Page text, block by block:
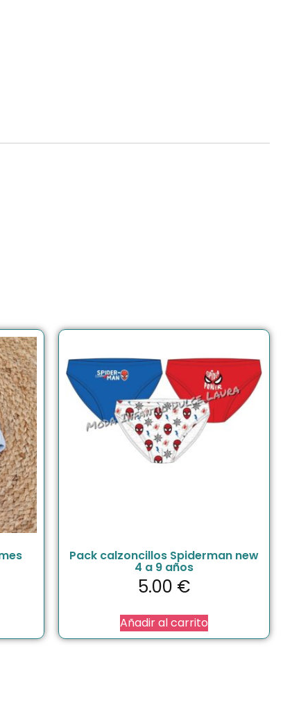
Pack calzoncillos Spiderman new
4 a 9 años
5.00 €
Añadir al carrito